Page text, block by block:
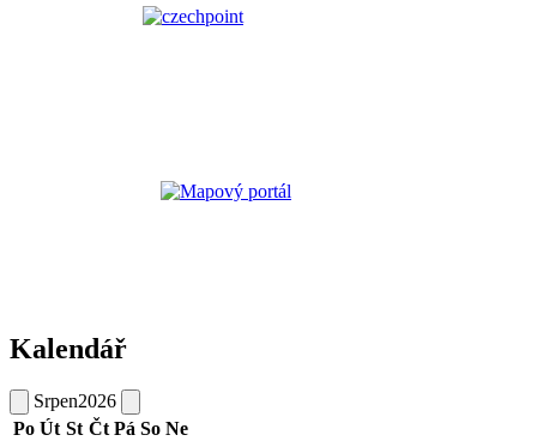
Kalendář
Srpen2026
Po Út St Čt Pá So Ne